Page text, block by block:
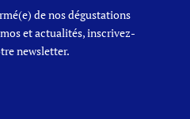
de nos dégustations
et actualités, inscrivez-
newsletter.